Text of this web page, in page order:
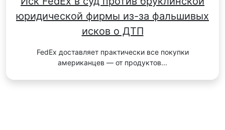
юридической фирмы из-за фальшивых
исков о ДТП
FedEx доставляет практически все покупки
американцев — от продуктов...